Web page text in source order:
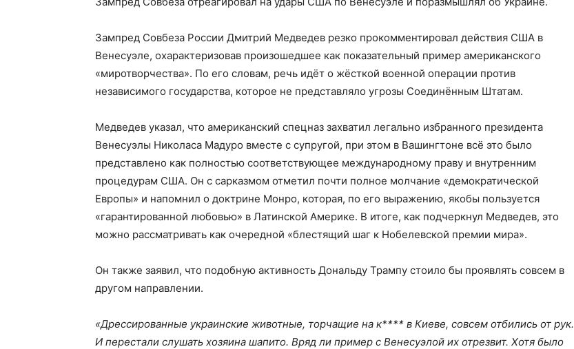
Зампред Совбеза России Дмитрий Медведев резко прокомментировал действия США в
Венесуэле, охарактеризовав произошедшее как показательный пример американского
«миротворчества». По его словам, речь идёт о жёсткой военной операции против
независимого государства, которое не представляло угрозы Соединённым Штатам.
Медведев указал, что американский спецназ захватил легально избранного президента
Венесуэлы Николаса Мадуро вместе с супругой, при этом в Вашингтоне всё это было
представлено как полностью соответствующее международному праву и внутренним
процедурам США. Он с сарказмом отметил почти полное молчание «демократической
Европы» и напомнил о доктрине Монро, которая, по его выражению, якобы пользуется
«гарантированной любовью» в Латинской Америке. В итоге, как подчеркнул Медведев, это
можно рассматривать как очередной «блестящий шаг к Нобелевской премии мира».
Он также заявил, что подобную активность Дональду Трампу стоило бы проявлять совсем в
другом направлении.
«Дрессированные украинские животные, торчащие на к**** в Киеве, совсем отбились от рук.
И перестали слушать хозяина шапито. Вряд ли пример с Венесуэлой их отрезвит. Хотя было